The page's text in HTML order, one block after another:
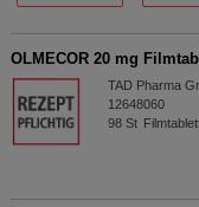
OLMECOR 20 mg
TAD Pharma
12648060
98 St